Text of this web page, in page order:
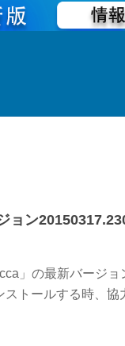
ン
」の最新バージョ
トールする時、